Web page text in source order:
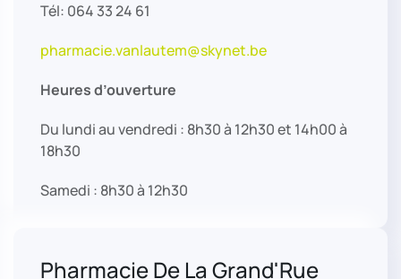
Tél: 064 33 24 61
pharmacie.vanlautem@skynet.be
Heures d’ouverture
Du lundi au vendredi : 8h30 à 12h30 et 14h00 à
18h30
Samedi : 8h30 à 12h30
Pharmacie De La Grand'Rue